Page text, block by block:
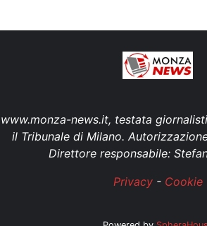
www.monza-news.it, testata
il Tribunale di Milano.
Direttore responsabile:
Privacy- Cookie